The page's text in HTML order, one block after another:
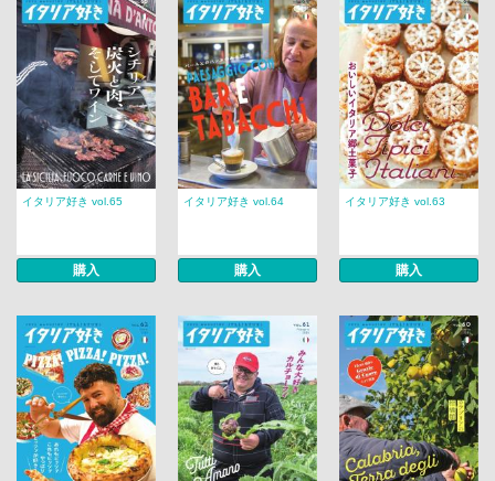
イタリア好き vol.65
購入
イタリア好き vol.64
購入
イタリア好き vol.63
購入